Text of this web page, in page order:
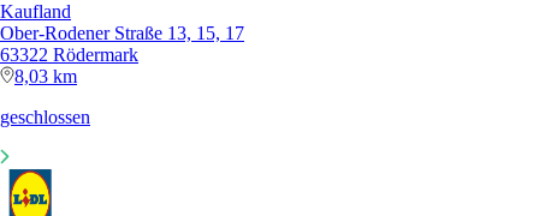
Kaufland
Ober-Rodener Straße 13, 15, 17
63322 Rödermark
8,03 km
geschlossen